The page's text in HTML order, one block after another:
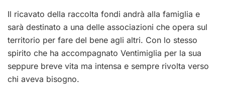
Il ricavato della raccolta fondi andrà alla famiglia e
sarà destinato a una delle associazioni che opera sul
territorio per fare del bene agli altri. Con lo stesso
spirito che ha accompagnato Ventimiglia per la sua
seppure breve vita ma intensa e sempre rivolta verso
chi aveva bisogno.